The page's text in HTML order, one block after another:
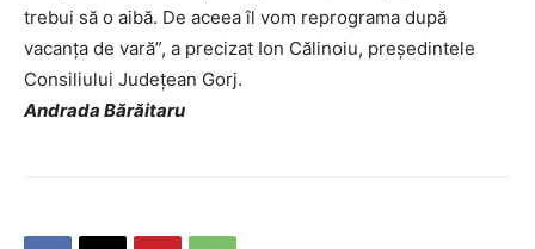
trebui să o aibă. De aceea îl vom reprograma după
vacanţa de vară”, a precizat Ion Călinoiu, preşedintele
Consiliului Judeţean Gorj.
Andrada Bărăitaru